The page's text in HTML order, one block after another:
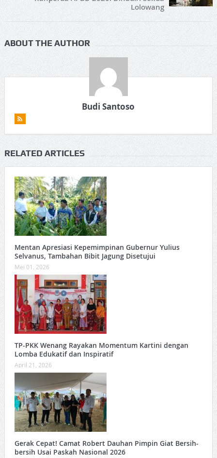
Lolowang
ABOUT THE AUTHOR
Budi Santoso
RELATED ARTICLES
Mentan Apresiasi Kepemimpinan Gubernur Yulius
Selvanus, Tambahan Bibit Jagung Disetujui
Mei 01, 2026
TP-PKK Wenang Rayakan Momentum Kartini dengan
Lomba Edukatif dan Inspiratif
April 21, 2026
Gerak Cepat! Camat Robert Dauhan Pimpin Giat Bersih-
bersih Usai Paskah Nasional 2026